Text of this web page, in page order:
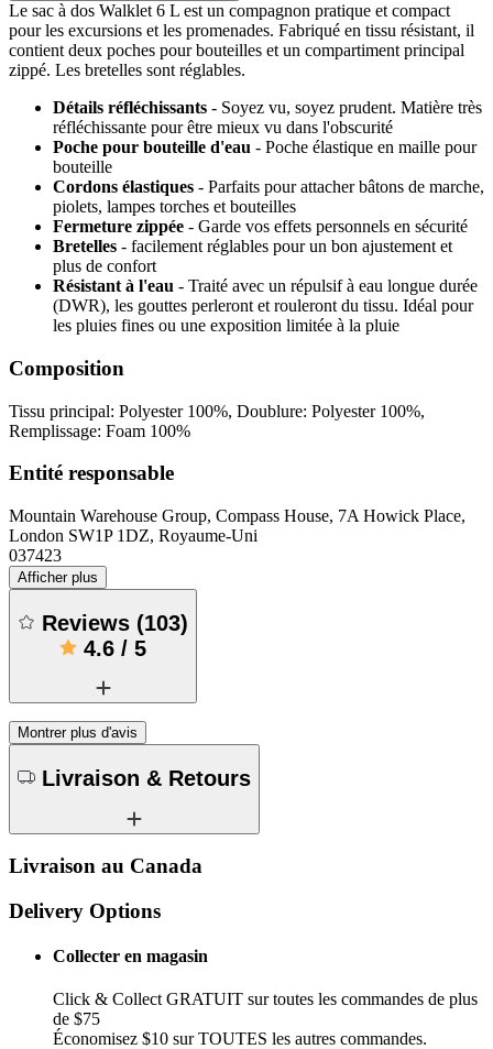
Le sac à dos Walklet 6 L est un compagnon pratique et compact
pour les excursions et les promenades. Fabriqué en tissu résistant, il
contient deux poches pour bouteilles et un compartiment principal
zippé. Les bretelles sont réglables.
Détails réfléchissants - Soyez vu, soyez prudent. Matière très
réfléchissante pour être mieux vu dans l'obscurité
Poche pour bouteille d'eau - Poche élastique en maille pour
bouteille
Cordons élastiques - Parfaits pour attacher bâtons de marche,
piolets, lampes torches et bouteilles
Fermeture zippée - Garde vos effets personnels en sécurité
Bretelles - facilement réglables pour un bon ajustement et
plus de confort
Résistant à l'eau - Traité avec un répulsif à eau longue durée
(DWR), les gouttes perleront et rouleront du tissu. Idéal pour
les pluies fines ou une exposition limitée à la pluie
Composition
Tissu principal: Polyester 100%, Doublure: Polyester 100%,
Remplissage: Foam 100%
Entité responsable
Mountain Warehouse Group, Compass House, 7A Howick Place,
London SW1P 1DZ, Royaume-Uni
037423
Afficher plus
Reviews (103)
4.6 / 5
Montrer plus d'avis
Livraison & Retours
Livraison au Canada
Delivery Options
Collecter en magasin
Click & Collect GRATUIT sur toutes les commandes de plus
de $75
Économisez $10 sur TOUTES les autres commandes.